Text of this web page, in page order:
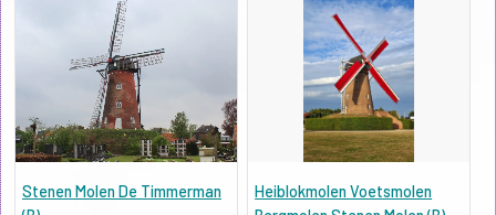
Stenen Molen De Timmerman
Heiblokmolen Voetsmolen